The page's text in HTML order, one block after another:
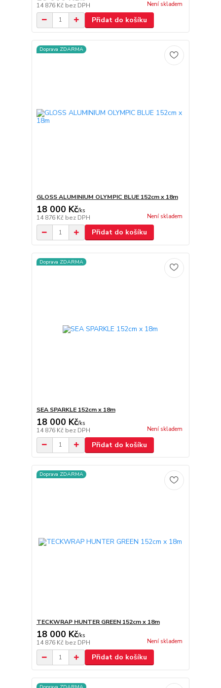
14 876 Kč bez DPH Není skladem
Přidat do košíku
Doprava ZDARMA
GLOSS ALUMINIUM OLYMPIC BLUE 152cm x 18m
18 000 Kč/ks
14 876 Kč bez DPH Není skladem
Přidat do košíku
Doprava ZDARMA
SEA SPARKLE 152cm x 18m
18 000 Kč/ks
14 876 Kč bez DPH Není skladem
Přidat do košíku
Doprava ZDARMA
TECKWRAP HUNTER GREEN 152cm x 18m
18 000 Kč/ks
14 876 Kč bez DPH Není skladem
Přidat do košíku
Doprava ZDARMA